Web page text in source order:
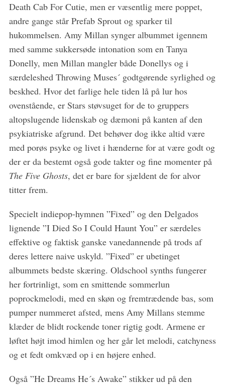
Death Cab For Cutie, men er væsentlig mere poppet,
andre gange står Prefab Sprout og sparker til
hukommelsen. Amy Millan synger albummet igennem
med samme sukkersøde intonation som en Tanya
Donelly, men Millan mangler både Donellys og i
særdeleshed Throwing Muses´ godtgørende syrlighed og
beskhed. Hvor det farlige hele tiden lå på lur hos
ovenstående, er Stars støvsuget for de to gruppers
altopslugende lidenskab og dæmoni på kanten af den
psykiatriske afgrund. Det behøver dog ikke altid være
med porøs psyke og livet i hænderne for at være godt og
der er da bestemt også gode takter og fine momenter på
The Five Ghosts, det er bare for sjældent de for alvor
titter frem.
Specielt indiepop-hymnen ”Fixed” og den Delgados
lignende ”I Died So I Could Haunt You” er særdeles
effektive og faktisk ganske vanedannende på trods af
deres lettere naive uskyld. ”Fixed” er ubetinget
albummets bedste skæring. Oldschool synths fungerer
her fortrinligt, som en smittende sommerlun
poprockmelodi, med en skøn og fremtrædende bas, som
pumper nummeret afsted, mens Amy Millans stemme
klæder de blidt rockende toner rigtig godt. Armene er
løftet højt imod himlen og her går let melodi, catchyness
og et fedt omkvæd op i en højere enhed.
Også ”He Dreams He´s Awake” stikker ud på den
S
e
a
r
h
f
o
r